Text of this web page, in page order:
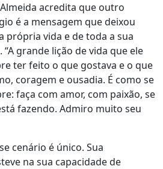
acredita que outro
é a mensagem que deixou
própria vida e de toda a sua
grande lição de vida que ele
ter feito o que gostava e o que
coragem e ousadia. É como se
faça com amor, com paixão, se
fazendo. Admiro muito seu
cenário é único. Sua
na sua capacidade de